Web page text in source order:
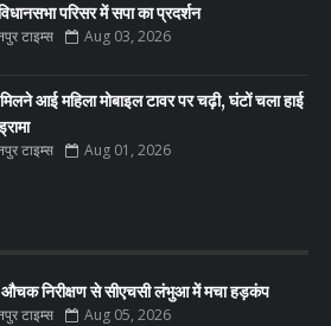
परिसर में सपा का प्रदर्शन
टाइम्स Aug 03, 2026
आई महिला मोबाइल टावर पर चढ़ी, घंटों चला हाई
टाइम्स Aug 01, 2026
निरीक्षण से सीएचसी लंभुआ में मचा हड़कंप
टाइम्स Aug 05, 2026